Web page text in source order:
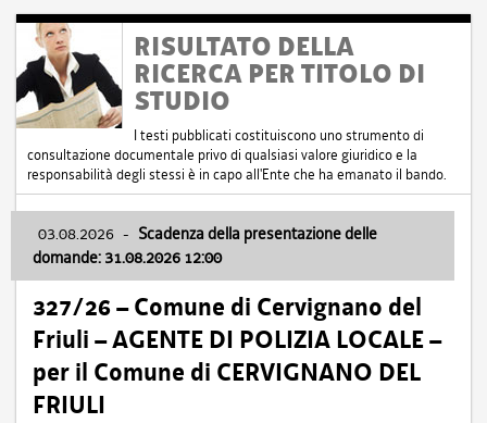
RISULTATO DELLA
RICERCA PER TITOLO DI
STUDIO
I testi pubblicati costituiscono uno strumento di
consultazione documentale privo di qualsiasi valore giuridico e la
responsabilità degli stessi è in capo all'Ente che ha emanato il bando.
03.08.2026 - Scadenza della presentazione delle
domande: 31.08.2026 12:00
327/26 – Comune di Cervignano del
Friuli – AGENTE DI POLIZIA LOCALE –
per il Comune di CERVIGNANO DEL
FRIULI